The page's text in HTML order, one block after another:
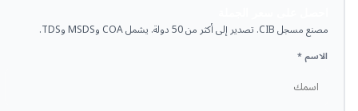
مصنع مسجل CIB. تصدير إلى أكثر من 50 دولة. يشمل COA وMSDS وTDS.
الاسم *